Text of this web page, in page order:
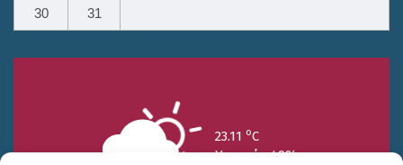
30 31
23.11 oC
Υγρασία 49%